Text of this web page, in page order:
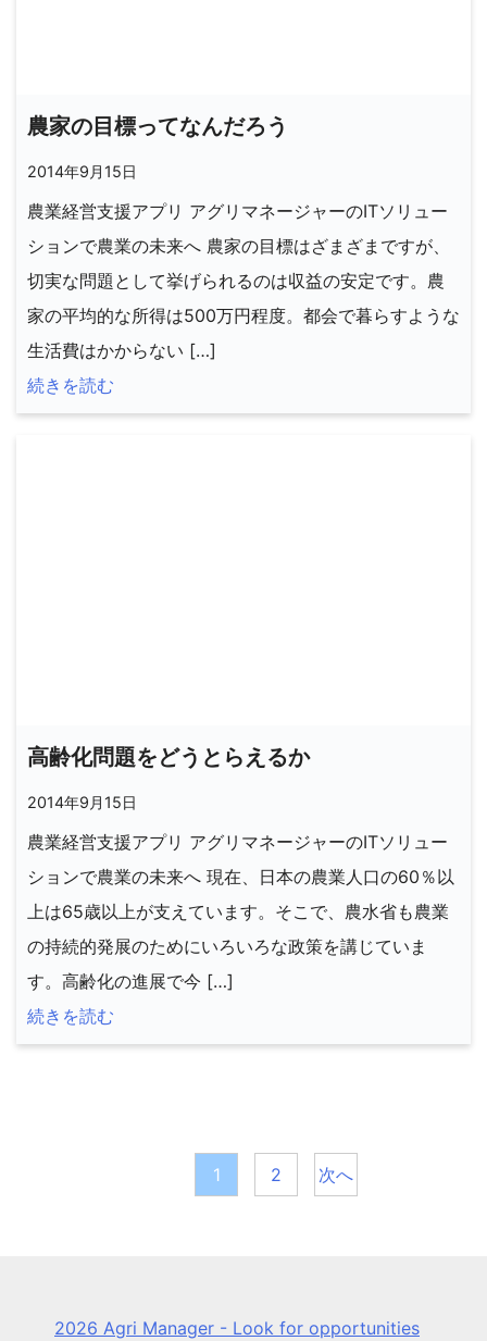
農家の目標ってなんだろう
2014年9月15日
農業経営支援アプリ アグリマネージャーのITソリュー
ションで農業の未来へ 農家の目標はざまざまですが、
切実な問題として挙げられるのは収益の安定です。農
家の平均的な所得は500万円程度。都会で暮らすような
生活費はかからない […]
続きを読む
高齢化問題をどうとらえるか
2014年9月15日
農業経営支援アプリ アグリマネージャーのITソリュー
ションで農業の未来へ 現在、日本の農業人口の60％以
上は65歳以上が支えています。そこで、農水省も農業
の持続的発展のためにいろいろな政策を講じていま
す。高齢化の進展で今 […]
続きを読む
1 2 次へ
2026 Agri Manager - Look for opportunities